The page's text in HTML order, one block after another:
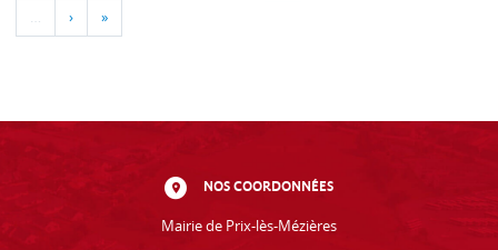
… › »
NOS COORDONNÉES
Mairie de Prix-lès-Mézières